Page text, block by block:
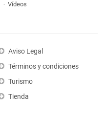
Vídeos
Aviso Legal
Términos y condiciones
Turismo
Tienda